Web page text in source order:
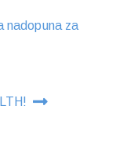
nadopuna za